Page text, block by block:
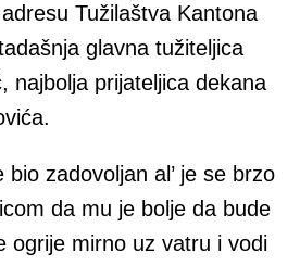
Tužilaštva Kantona
glavna tužiteljica
najbolja prijateljica dekana
bio zadovoljan al’ je se brzo
da mu je bolje da bude
ogrije mirno uz vatru i vodi